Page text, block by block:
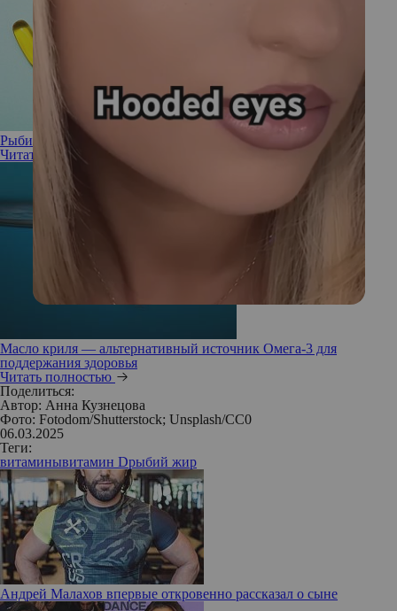
Рыбий жир и омега кислоты – насколько они полезны?
Читать полностью
Масло криля — альтернативный источник Омега-3 для
поддержания здоровья
Читать полностью
Поделиться:
Автор: Анна Кузнецова
Фото: Fotodom/Shutterstock; Unsplash/СС0
06.03.2025
Теги:
витаминывитамин Dрыбий жир
Андрей Малахов впервые откровенно рассказал о сыне